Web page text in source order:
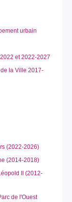
urbain
et 2022-2027
la Ville 2017-
(2022-2026)
(2014-2018)
II (2012-
de l'Ouest